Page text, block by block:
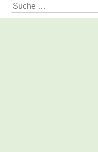
Suche
nach: